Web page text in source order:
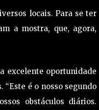
locais. Para se ter
a mostra, que, agora,
excelente oportunidade
é o nosso segundo
obstáculos diários.